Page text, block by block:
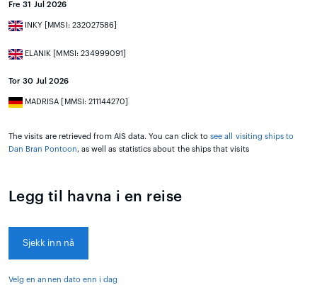
Fre 31 Jul 2026
INKY [MMSI: 232027586]
ELANIK [MMSI: 234999091]
Tor 30 Jul 2026
MADRISA [MMSI: 211144270]
The visits are retrieved from AIS data. You can click tosee all visiting ships to
Dan Bran Pontoon, as well as statistics about the ships that visits
Legg til havna i en reise
Sjekk inn nå
Velg en annen dato enn i dag